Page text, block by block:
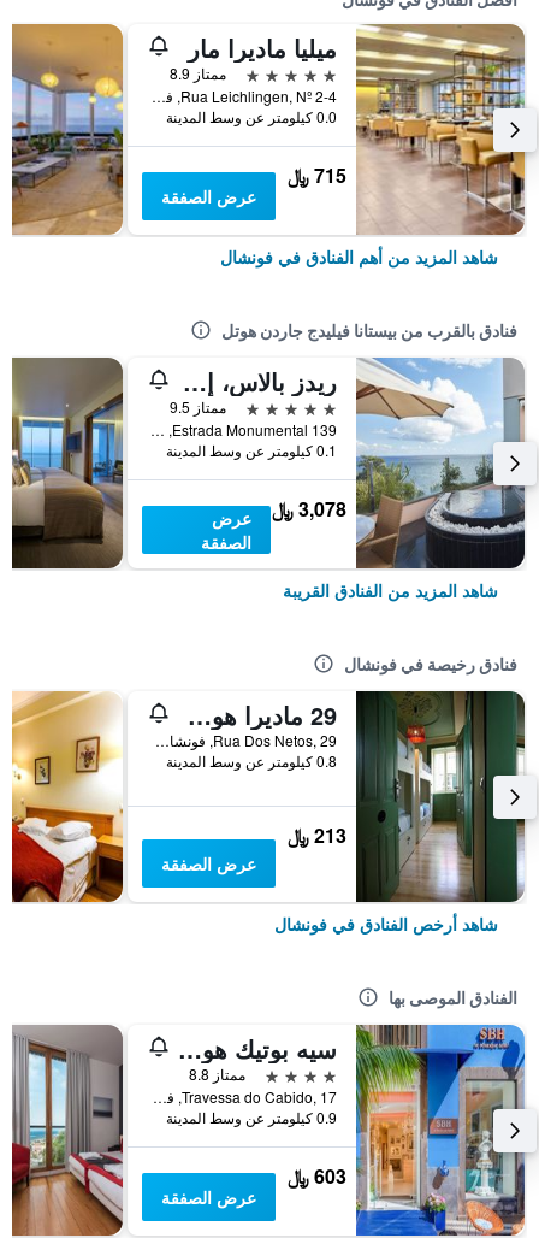
ميليا ماديرا مار
5 نجوم
ممتاز 8.9
Rua Leichlingen, Nº 2-4, فونشال, جزر ماديرا, البرتغال
0.0 كيلومتر عن وسط المدينة
715 ﷼
عرض الصفقة
شاهد المزيد من أهم الفنادق في فونشال
فنادق بالقرب من بيستانا فيليدج جاردن هوتل
ريدز بالاس، إيه بلموند هوتل، مادايرا
5 نجوم
ممتاز 9.5
Estrada Monumental 139, فونشال, جزر ماديرا, البرتغال
0.1 كيلومتر عن وسط المدينة
3,078 ﷼
عرض
الصفقة
شاهد المزيد من الفنادق القريبة
فنادق رخيصة في فونشال
29 ماديرا هوستل
Rua Dos Netos, 29, فونشال, جزر ماديرا, البرتغال
0.8 كيلومتر عن وسط المدينة
213 ﷼
عرض الصفقة
شاهد أرخص الفنادق في فونشال
الفنادق الموصى بها
سيه بوتيك هوتيل
4 نجوم
ممتاز 8.8
Travessa do Cabido, 17, فونشال, جزر ماديرا, البرتغال
0.9 كيلومتر عن وسط المدينة
603 ﷼
عرض الصفقة